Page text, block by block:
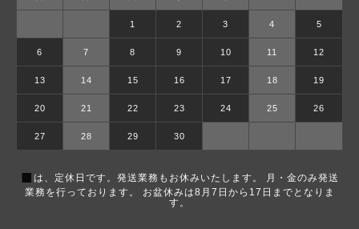
1 2 3 4 5
6 7 8 9 10 11 12
13 14 15 16 17 18 19
20 21 22 23 24 25 26
27 28 29 30
■ は、定休日です。発送業務もお休みいたします。 月・金のみ発送
業務を行っております。 お盆休みは8月7日から17日までとなりま
す。